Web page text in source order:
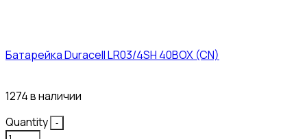
Батарейка Duracell LR03/4SH 40BOX (CN)
1274 в наличии
Quantity
-